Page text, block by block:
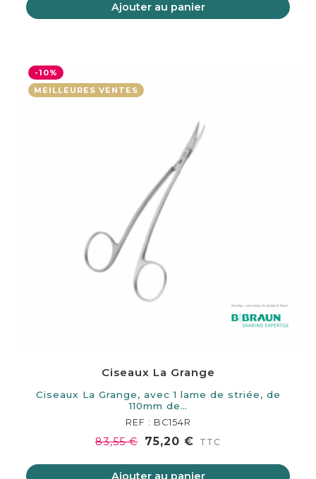
Ajouter au panier
-10%
MEILLEURES VENTES
Ciseaux La Grange
Ciseaux La Grange, avec 1 lame de striée, de
110mm de…
REF : BC154R
83,55 € 75,20 € TTC
Ajouter au panier